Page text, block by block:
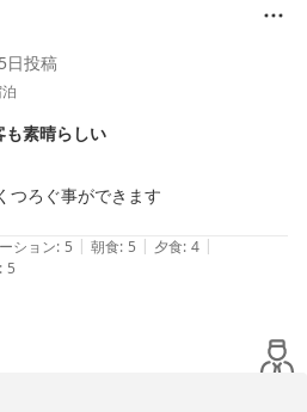
を収めた素敵なお写真をご投稿いた
。
道湖の景色は、四季折々、時間帯に
在をご提供できるよう、サービス・
ます。
ホテル一畑をご利用くださいませ。
ております。
うございました。
日投稿
も素晴らしい
ション: 5 | 朝食: 5 | 夕食: 4 |
: 5